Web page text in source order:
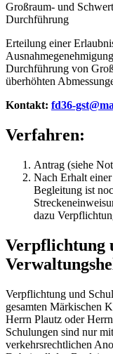
Großraum- und
Durchführung
Erteilung einer
Durchführung von
überhöhten
Kontakt: fd36-
Verfahren:
Antrag (siehe
Nach Erhalt
Begleitung ist
dazu
Verpflichtung
Verpflichtung und
gesamten Märkischen
Herrn Plautz oder
Schulungen sind nur
verkehrsrechtlichen